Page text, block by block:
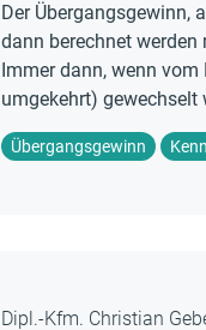
Der Übergangsgewinn,
dann berechnet
Immer dann, wenn
umgekehrt) gewechselt
Übergangsgewinn
Dipl.-Kfm. Christian